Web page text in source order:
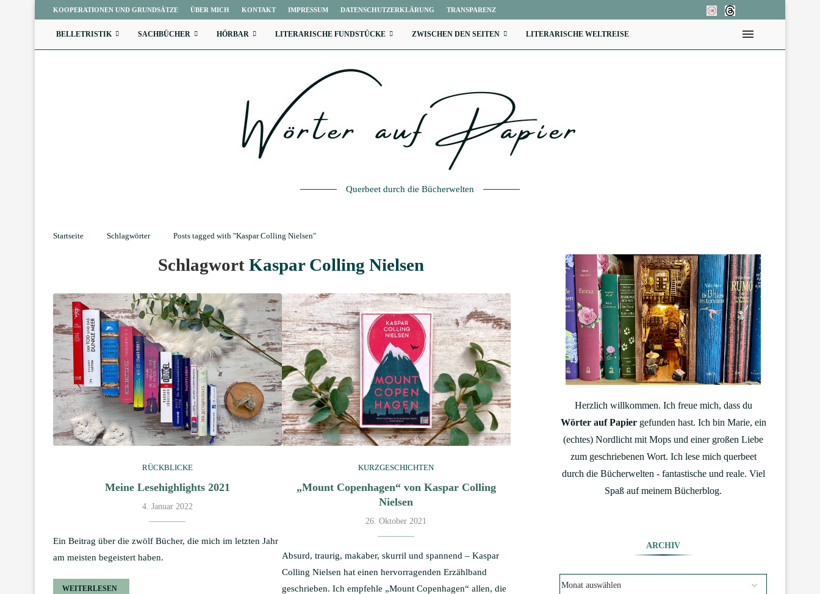
KOOPERATIONEN UND GRUNDSÄTZE ÜBER MICH KONTAKT IMPRESSUM DATENSCHUTZERKLÄRUNG TRANSPARENZ
BELLETRISTIK SACHBÜCHER HÖRBAR LITERARISCHE FUNDSTÜCKE ZWISCHEN DEN SEITEN LITERARISCHE WELTREISE
Querbeet durch die Bücherwelten
Startseite Schlagwörter Posts tagged with "Kaspar Colling Nielsen"
Schlagwort Kaspar Colling Nielsen
RÜCKBLICKE
Meine Lesehighlights 2021
4. Januar 2022
Ein Beitrag über die zwölf Bücher, die mich im letzten Jahr
am meisten begeistert haben.
WEITERLESEN
KURZGESCHICHTEN
„Mount Copenhagen“ von Kaspar Colling
Nielsen
26. Oktober 2021
Absurd, traurig, makaber, skurril und spannend – Kaspar
Colling Nielsen hat einen hervorragenden Erzählband
geschrieben. Ich empfehle „Mount Copenhagen“ allen, die
Herzlich willkommen. Ich freue mich, dass du
Wörter auf Papiergefunden hast. Ich bin Marie, ein
(echtes) Nordlicht mit Mops und einer großen Liebe
zum geschriebenen Wort. Ich lese mich querbeet
durch die Bücherwelten - fantastische und reale. Viel
Spaß auf meinem Bücherblog.
ARCHIV